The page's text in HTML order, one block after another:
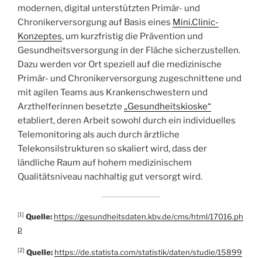
modernen, digital unterstützten Primär- und
Chronikerversorgung auf Basis eines Mini.Clinic-
Konzeptes, um kurzfristig die Prävention und
Gesundheitsversorgung in der Fläche sicherzustellen.
Dazu werden vor Ort speziell auf die medizinische
Primär- und Chronikerversorgung zugeschnittene und
mit agilen Teams aus Krankenschwestern und
Arzthelferinnen besetzte „Gesundheitskioske“
etabliert, deren Arbeit sowohl durch ein individuelles
Telemonitoring als auch durch ärztliche
Telekonsilstrukturen so skaliert wird, dass der
ländliche Raum auf hohem medizinischem
Qualitätsniveau nachhaltig gut versorgt wird.
[1] Quelle: https://gesundheitsdaten.kbv.de/cms/html/17016.ph
p
[2] Quelle: https://de.statista.com/statistik/daten/studie/15899